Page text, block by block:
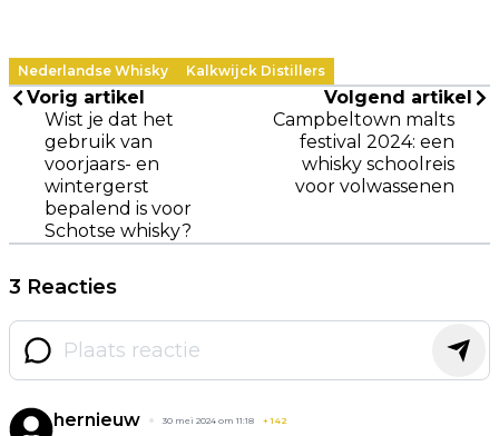
Nederlandse Whisky Kalkwijck Distillers
Vorig artikel
Wist je dat het
gebruik van
voorjaars- en
wintergerst
bepalend is voor
Schotse whisky?
Volgend artikel
Campbeltown malts
festival 2024: een
whisky schoolreis
voor volwassenen
3 Reacties
hernieuw 30 mei 2024 om 11:18 +142